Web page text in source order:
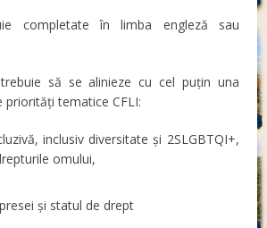
completate în limba engleză sau
să se alinieze cu cel puțin una
tematice CFLI:
inclusiv diversitate și 2SLGBTQI+,
omului,
și statul de drept